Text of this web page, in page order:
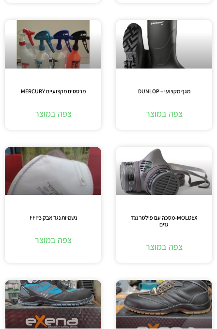
מגף מקצועי – DUNLOP
צפה במוצר
מרססים מקצועיים MERCURY
צפה במוצר
MOLDEX-מסכה עם פילטר נגד
גזים
צפה במוצר
נשמיות נגד אבק FFP3
צפה במוצר